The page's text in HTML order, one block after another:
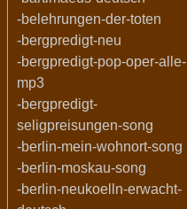
-belehrungen-der-toten
-bergpredigt-neu
-bergpredigt-pop-oper-alle-
mp3
-bergpredigt-
seligpreisungen-song
-berlin-mein-wohnort-song
-berlin-moskau-song
-berlin-neukoelln-erwacht-